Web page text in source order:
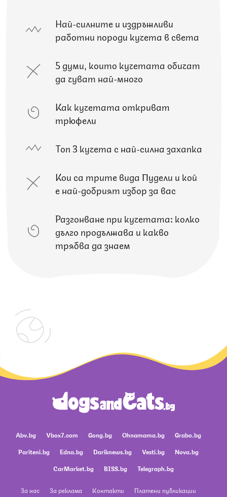
Най-силните и издръжливи
работни породи кучета в света
5 думи, които кучетата обичат
да чуват най-много
Как кучетата откриват
трюфели
Топ 3 кучета с най-силна захапка
Кои са трите вида Пудели и кой
е най-добрият избор за вас
Разгонване при кучетата: колко
дълго продължава и какво
трябва да знаем
Abv.bg Vbox7.com Gong.bg Ohnamama.bg
Grabo.bg
Pariteni.bg
Edna.bg Dariknews.bg Vesti.bg
Nova.bg
CarMarket.bg
BISS.bg Telegraph.bg
За нас За реклама Контакти Платени публикации